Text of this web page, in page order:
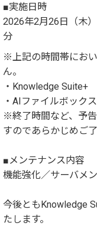
■実施日時
2026年2月26日（木
分
※上記の時間帯にお
ん。
・Knowledge Suite+
・AIファイルボックス
※終了時間など、予
すのであらかじめご
■メンテナンス内容
機能強化／サーバメ
今後ともKnowledge
たします。